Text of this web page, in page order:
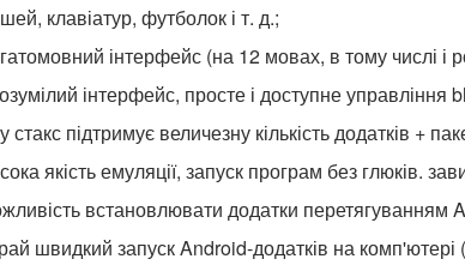
клавіатур, футболок і т. д.;
інтерфейс (на 12 мовах, в тому числі і
інтерфейс, просте і доступне
стакс підтримує величезну кількість додатків +
якість емуляції, запуск програм без глюків.
встановлювати додатки перетягуванням
швидкий запуск Android-додатків на комп'ютері